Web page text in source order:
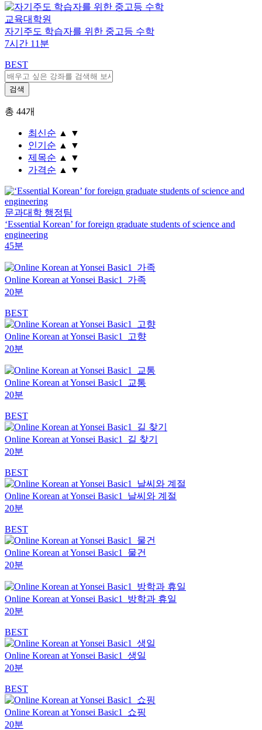
교육대학원
자기주도 학습자를 위한 중고등 수학
7시간 11분
BEST
총 44개
최신순 ▲
▼
인기순 ▲
▼
제목순 ▲
▼
가격순 ▲ ▼
문과대학 행정팀
‘Essential Korean’ for foreign graduate students of science and
engineering
45분
Online Korean at Yonsei Basic1_가족
20분
BEST
Online Korean at Yonsei Basic1_고향
20분
Online Korean at Yonsei Basic1_교통
20분
BEST
Online Korean at Yonsei Basic1_길 찾기
20분
BEST
Online Korean at Yonsei Basic1_날씨와 계절
20분
BEST
Online Korean at Yonsei Basic1_물건
20분
Online Korean at Yonsei Basic1_방학과 휴일
20분
BEST
Online Korean at Yonsei Basic1_생일
20분
BEST
Online Korean at Yonsei Basic1_쇼핑
20분